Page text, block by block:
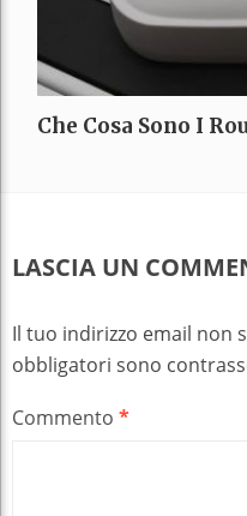
Che Cosa Sono I
LASCIA UN
Il tuo indirizzo email non
obbligatori sono
Commento *